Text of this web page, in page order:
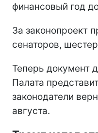
финансовый год
За законопроект
сенаторов,
Теперь документ
Палата
законодатели
августа.